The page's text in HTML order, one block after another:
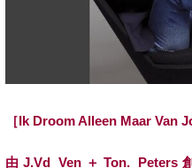
［Ik Droom Alleen Maar Van
由J.Vd Ven ＋Ton. Peters